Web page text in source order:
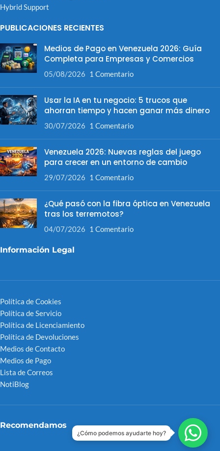
Hybrid Support
PUBLICACIONES RECIENTES
Medios de Pago en Venezuela 2026: Guía
Completa para Empresas y Comercios
05/08/2026 1 Comentario
Usar la IA en tu negocio: 5 trucos que
ahorran tiempo y hacen ganar más dinero
30/07/2026 1 Comentario
Venezuela 2026: Nuevas reglas del juego
para crecer en un entorno de cambio
29/07/2026 1 Comentario
¿Qué pasó con la fibra óptica en Venezuela
tras los terremotos?
04/07/2026 1 Comentario
Información Legal
Política de Cookies
Política de Servicio
Política de Licenciamiento
Política de Devoluciones
Medios de Contacto
Medios de Pago
Lista de Correos
NotiBlog
Recomendamos
¿Cómo podemos ayudarte hoy?